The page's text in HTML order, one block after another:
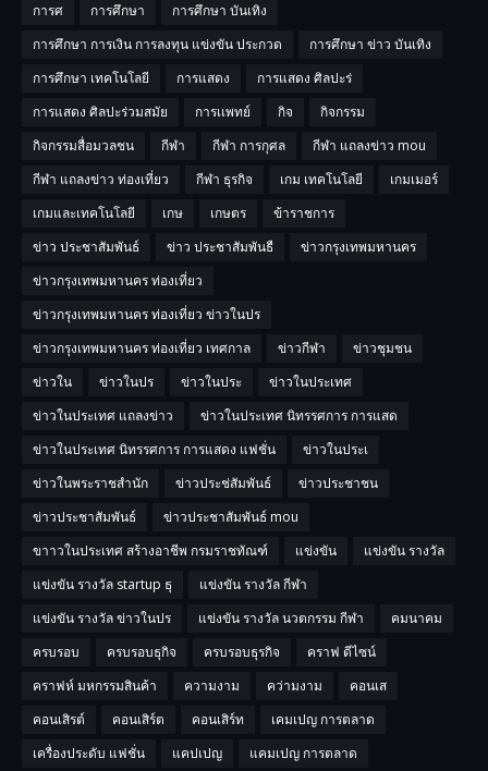
การศ
การศึกษา
การศึกษา บันเทิง
การศึกษา การเงิน การลงทุน แข่งขัน ประกวด
การศึกษา ข่าว บันเทิง
การศึกษา เทคโนโลยี
การแสดง
การแสดง ศิลปะร่
การแสดง ศิลปะร่วมสมัย
การเเพทย์ กิจ
กิจกรรม
กิจกรรมสื่อมวลชน
กีฬา กีฬา การกุศล
กีฬา แถลงข่าว mou
กีฬา แถลงข่าว ท่องเที่ยว
กีฬา ธุรกิจ เกม เทคโนโลยี
เกมเมอร์
เกมและเทคโนโลยี
เกษ เกษตร
ข้าราชการ
ข่าว ประชาสัมพันธ์
ข่าว ประชาสัมพันธื
ข่าวกรุงเทพมหานคร
ข่าวกรุงเทพมหานคร ท่องเที่ยว
ข่าวกรุงเทพมหานคร ท่องเที่ยว ข่าวในปร
ข่าวกรุงเทพมหานคร ท่องเที่ยว เทศกาล
ข่าวกีฬา
ข่าวชุมชน
ข่าวใน
ข่าวในปร ข่าวในประ
ข่าวในประเทศ
ข่าวในประเทศ แถลงข่าว
ข่าวในประเทศ นิทรรศการ การแสด
ข่าวในประเทศ นิทรรศการ การแสดง แฟชั่น
ข่าวในประเ
ข่าวในพระราชสำนัก
ข่าวประช่สัมพันธ์
ข่าวประชาชน
ข่าวประชาสัมพันธ์
ข่าวประชาสัมพันธ์ mou
ขาาวในประเทศ สร้างอาชีพ กรมราชทัณฑ์
แข่งขัน
แข่งขัน รางวัล
แข่งขัน รางวัล startup ธุ
แข่งขัน รางวัล กีฬา
แข่งขัน รางวัล ข่าวในปร
แข่งขัน รางวัล นวตกรรม กีฬา
คมนาคม
ครบรอบ
ครบรอบธุกิจ ครบรอบธุรกิจ
คราฟ ดีไซน์
คราฟห์ มหกรรมสินค้า
ความงาม คว่ามงาม
คอนเส
คอนเสิรต์
คอนเสิร์ต คอนเสิร์ท
เคมเปญ การตลาด
เครื่องประดับ แฟชั่น
แคปเปญ
แคมเปญ การตลาด